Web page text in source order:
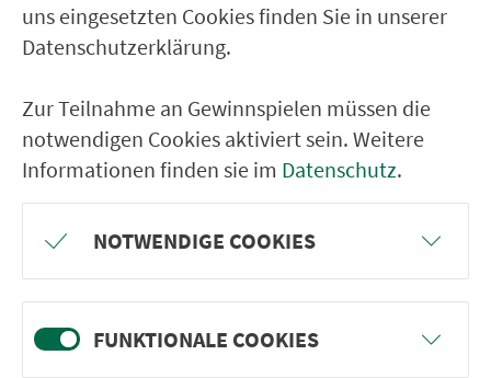
Mach mit und gewinne einen von 1.000
Team-Plätzen für eine Abenteuer-Rallye!
uns eingesetzten Cookies finden Sie in unserer
Datenschutzerklärung.
Zur Teilnahme an Gewinnspielen müssen die
notwendigen Cookies aktiviert sein. Weitere
Informationen finden sie im Datenschutz.
NOTWENDIGE COOKIES
FUNKTIONALE COOKIES